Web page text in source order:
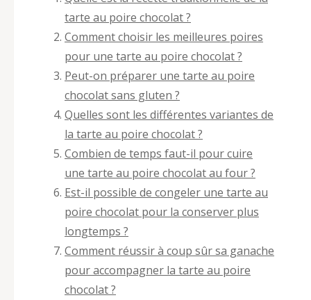
tarte au poire chocolat ?
Comment choisir les meilleures poires
pour une tarte au poire chocolat ?
Peut-on préparer une tarte au poire
chocolat sans gluten ?
Quelles sont les différentes variantes de
la tarte au poire chocolat ?
Combien de temps faut-il pour cuire
une tarte au poire chocolat au four ?
Est-il possible de congeler une tarte au
poire chocolat pour la conserver plus
longtemps ?
Comment réussir à coup sûr sa ganache
pour accompagner la tarte au poire
chocolat ?